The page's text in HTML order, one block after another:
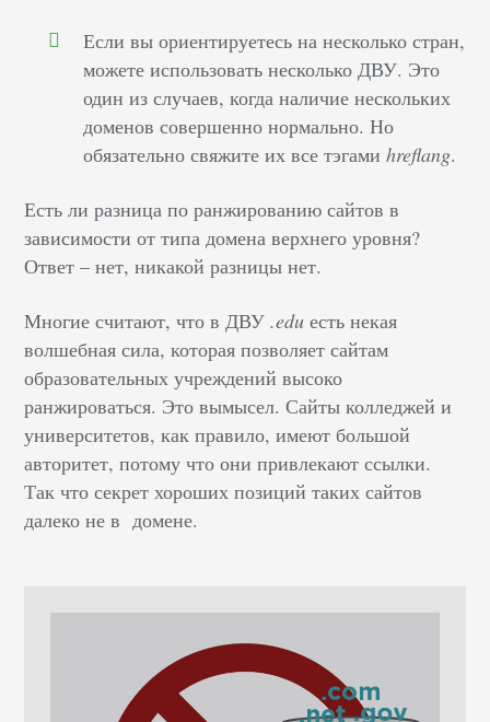
Если вы ориентируетесь на несколько стран,
можете использовать несколько ДВУ. Это
один из случаев, когда наличие нескольких
доменов совершенно нормально. Но
обязательно свяжите их все тэгамиhreflang.
Есть ли разница по ранжированию сайтов в
зависимости от типа домена верхнего уровня?
Ответ – нет, никакой разницы нет.
Многие считают, что в ДВУ.edu есть некая
волшебная сила, которая позволяет сайтам
образовательных учреждений высоко
ранжироваться. Это вымысел. Сайты колледжей и
университетов, как правило, имеют большой
авторитет, потому что они привлекают ссылки.
Так что секрет хороших позиций таких сайтов
далеко не в домене.